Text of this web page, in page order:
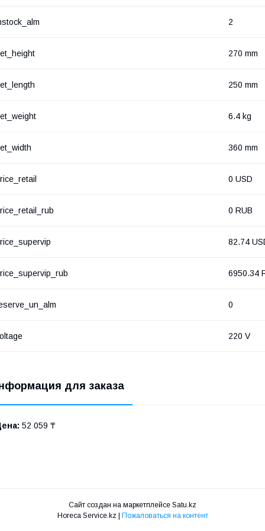
2
270 mm
250 mm
6.4 kg
360 mm
0 USD
0 RUB
82.74
6950.34
0
220 V
для заказа
52 059 ₸
Сайт создан на маркетплейсе Satu.kz
Horeca Service.kz | Пожаловаться на контент